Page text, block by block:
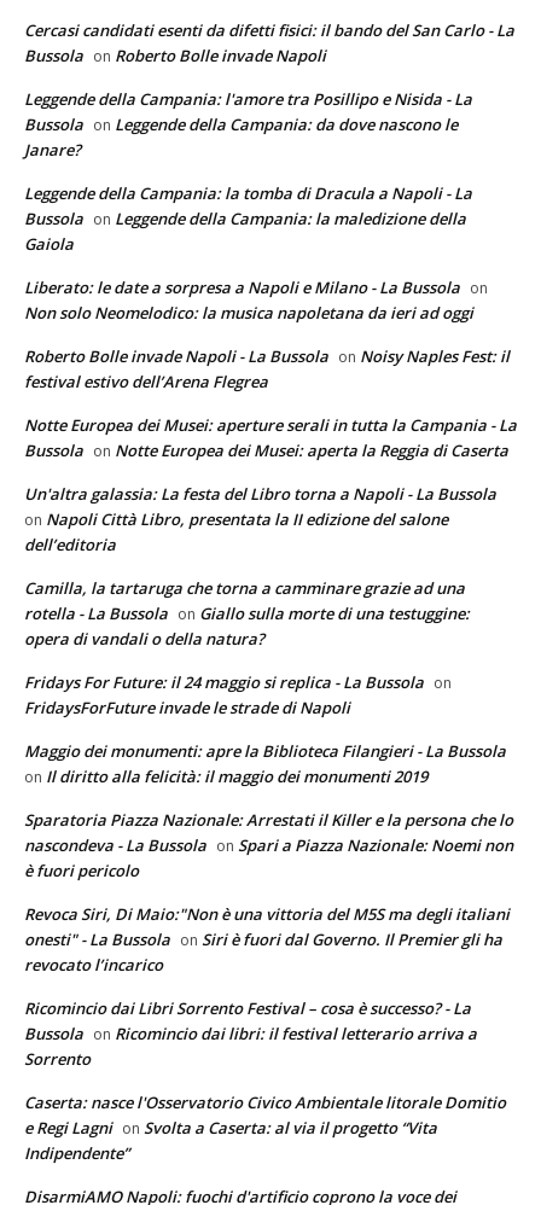
Cercasi candidati esenti da difetti fisici: il bando del San Carlo - La
Bussola on Roberto Bolle invade Napoli
Leggende della Campania: l'amore tra Posillipo e Nisida - La
Bussola on Leggende della Campania: da dove nascono le
Janare?
Leggende della Campania: la tomba di Dracula a Napoli - La
Bussola on Leggende della Campania: la maledizione della
Gaiola
Liberato: le date a sorpresa a Napoli e Milano - La Bussola on
Non solo Neomelodico: la musica napoletana da ieri ad oggi
Roberto Bolle invade Napoli - La Bussola on Noisy Naples Fest: il
festival estivo dell’Arena Flegrea
Notte Europea dei Musei: aperture serali in tutta la Campania - La
Bussola on Notte Europea dei Musei: aperta la Reggia di Caserta
Un'altra galassia: La festa del Libro torna a Napoli - La Bussola
on Napoli Città Libro, presentata la II edizione del salone
dell’editoria
Camilla, la tartaruga che torna a camminare grazie ad una
rotella - La Bussola on Giallo sulla morte di una testuggine:
opera di vandali o della natura?
Fridays For Future: il 24 maggio si replica - La Bussola on
FridaysForFuture invade le strade di Napoli
Maggio dei monumenti: apre la Biblioteca Filangieri - La Bussola
on Il diritto alla felicità: il maggio dei monumenti 2019
Sparatoria Piazza Nazionale: Arrestati il Killer e la persona che lo
nascondeva - La Bussola on Spari a Piazza Nazionale: Noemi non
è fuori pericolo
Revoca Siri, Di Maio:"Non è una vittoria del M5S ma degli italiani
onesti" - La Bussola on Siri è fuori dal Governo. Il Premier gli ha
revocato l’incarico
Ricomincio dai Libri Sorrento Festival – cosa è successo? - La
Bussola on Ricomincio dai libri: il festival letterario arriva a
Sorrento
Caserta: nasce l'Osservatorio Civico Ambientale litorale Domitio
e Regi Lagni on Svolta a Caserta: al via il progetto “Vita
Indipendente”
DisarmiAMO Napoli: fuochi d'artificio coprono la voce dei